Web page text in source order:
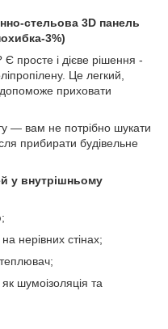
стельова 3D панель
3%)
просте і дієве рішення -
Це легкий,
приховати
— вам не потрібно шукати
прибирати будівельне
у внутрішньому
нерівних стінах;
шумоізоляція та